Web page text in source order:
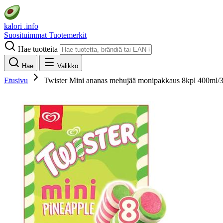
kalori .info
Suosituimmat Tuotemerkit
Hae tuotteita
Hae Valikko
Etusivu Twister Mini ananas mehujää monipakkaus 8kpl 400ml/